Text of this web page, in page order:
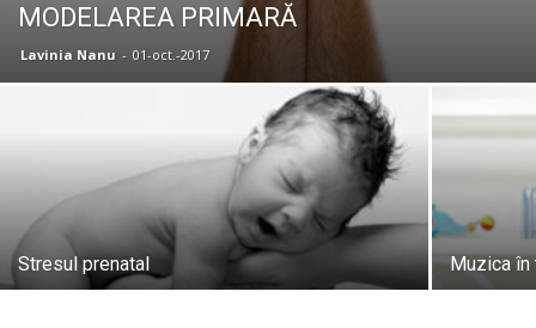
MODELAREA PRIMARĂ
Lavinia Nanu - 01-oct.-2017
Stresul prenatal Muzica